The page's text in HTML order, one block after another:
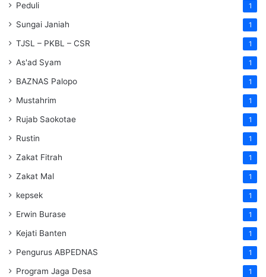
Peduli 1
Sungai Janiah 1
TJSL – PKBL – CSR 1
As'ad Syam 1
BAZNAS Palopo 1
Mustahrim 1
Rujab Saokotae 1
Rustin 1
Zakat Fitrah 1
Zakat Mal 1
kepsek 1
Erwin Burase 1
Kejati Banten 1
Pengurus ABPEDNAS 1
Program Jaga Desa 1